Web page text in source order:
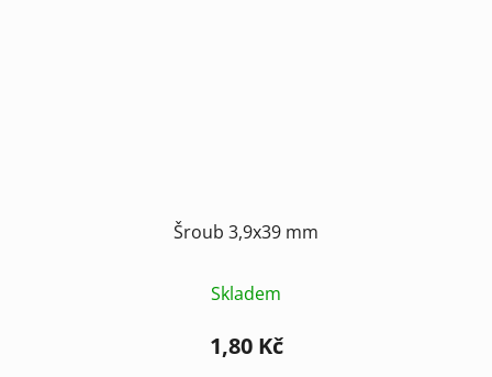
Šroub 3,9x39 mm
Skladem
1,80 Kč